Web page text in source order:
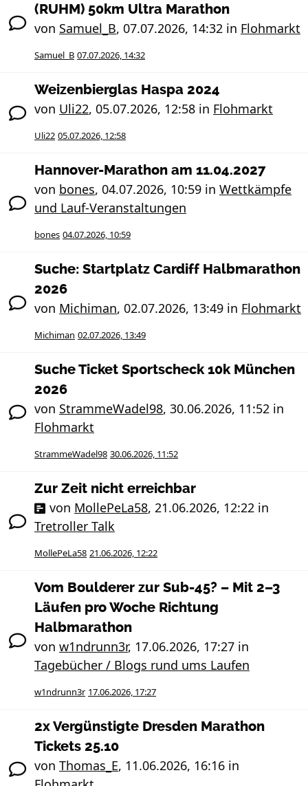
(RUHM) 50km Ultra Marathon
von Samuel_B, 07.07.2026, 14:32 in Flohmarkt
Samuel_B 07.07.2026, 14:32
Weizenbierglas Haspa 2024
von Uli22, 05.07.2026, 12:58 in Flohmarkt
Uli22 05.07.2026, 12:58
Hannover-Marathon am 11.04.2027
von bones, 04.07.2026, 10:59 in Wettkämpfe
und Lauf-Veranstaltungen
bones 04.07.2026, 10:59
Suche: Startplatz Cardiff Halbmarathon
2026
von Michiman, 02.07.2026, 13:49 in Flohmarkt
Michiman 02.07.2026, 13:49
Suche Ticket Sportscheck 10k München
2026
von StrammeWadel98, 30.06.2026, 11:52 in
Flohmarkt
StrammeWadel98 30.06.2026, 11:52
Zur Zeit nicht erreichbar
von MollePeLa58, 21.06.2026, 12:22 in
Tretroller Talk
MollePeLa58 21.06.2026, 12:22
Vom Boulderer zur Sub-45? – Mit 2–3
Läufen pro Woche Richtung
Halbmarathon
von w1ndrunn3r, 17.06.2026, 17:27 in
Tagebücher / Blogs rund ums Laufen
w1ndrunn3r 17.06.2026, 17:27
2x Vergünstigte Dresden Marathon
Tickets 25.10
von Thomas_E, 11.06.2026, 16:16 in